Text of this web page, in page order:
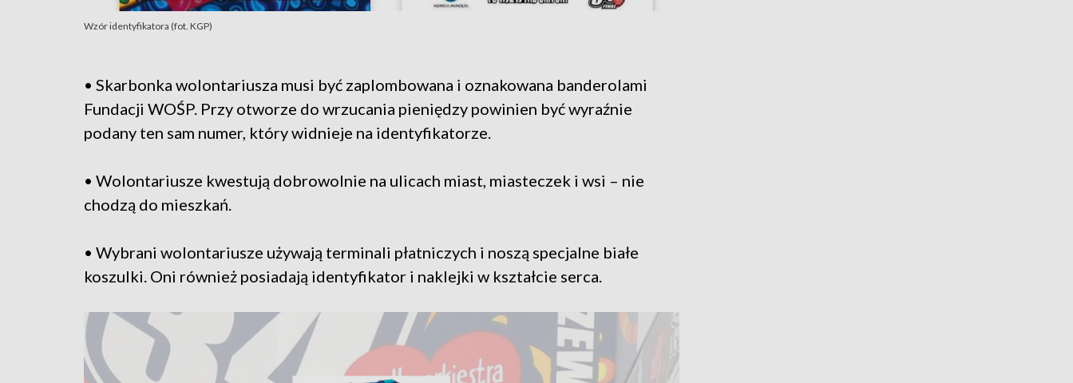
Wzór identyfikatora (fot. KGP)
• Skarbonka wolontariusza musi być zaplombowana i oznakowana banderolami
Fundacji WOŚP. Przy otworze do wrzucania pieniędzy powinien być wyraźnie
podany ten sam numer, który widnieje na identyfikatorze.
• Wolontariusze kwestują dobrowolnie na ulicach miast, miasteczek i wsi – nie
chodzą do mieszkań.
• Wybrani wolontariusze używają terminali płatniczych i noszą specjalne białe
koszulki. Oni również posiadają identyfikator i naklejki w kształcie serca.